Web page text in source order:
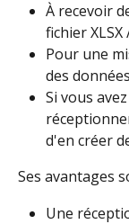
À recevoir
fichier XLSX
Pour une
des
Si vous
d'en créer
Ses avantages
Une